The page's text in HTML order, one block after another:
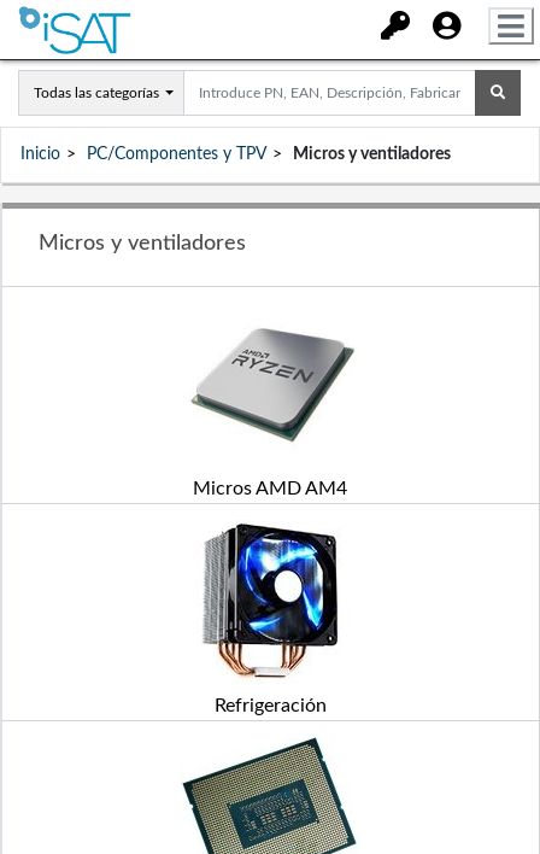
Todas las categorías
Inicio PC/Componentes y TPV Micros y ventiladores
Micros y ventiladores
Micros AMD AM4
Refrigeración